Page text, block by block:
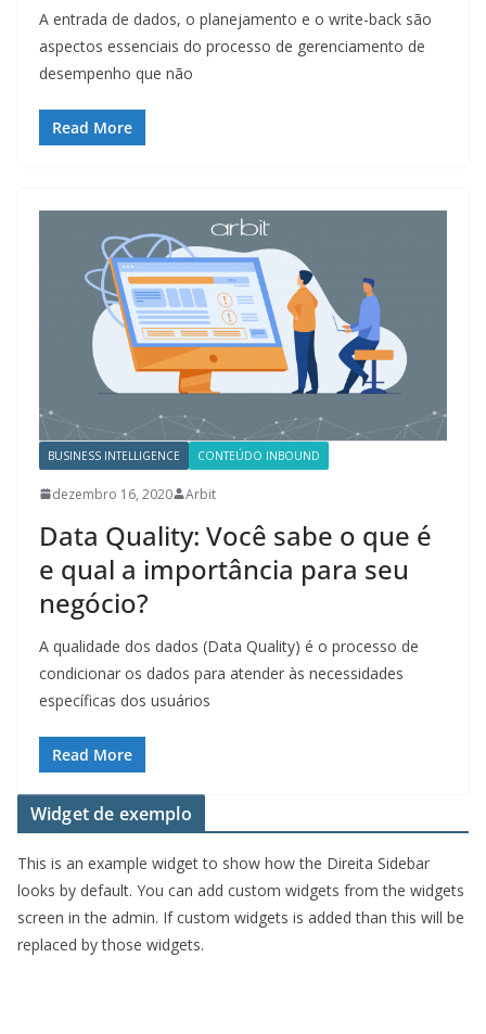
A entrada de dados, o planejamento e o write-back são
aspectos essenciais do processo de gerenciamento de
desempenho que não
Read More
BUSINESS INTELLIGENCE CONTEÚDO INBOUND
dezembro 16, 2020 Arbit
Data Quality: Você sabe o que é
e qual a importância para seu
negócio?
A qualidade dos dados (Data Quality) é o processo de
condicionar os dados para atender às necessidades
específicas dos usuários
Read More
Widget de exemplo
This is an example widget to show how the Direita Sidebar
looks by default. You can add custom widgets from the widgets
screen in the admin. If custom widgets is added than this will be
replaced by those widgets.